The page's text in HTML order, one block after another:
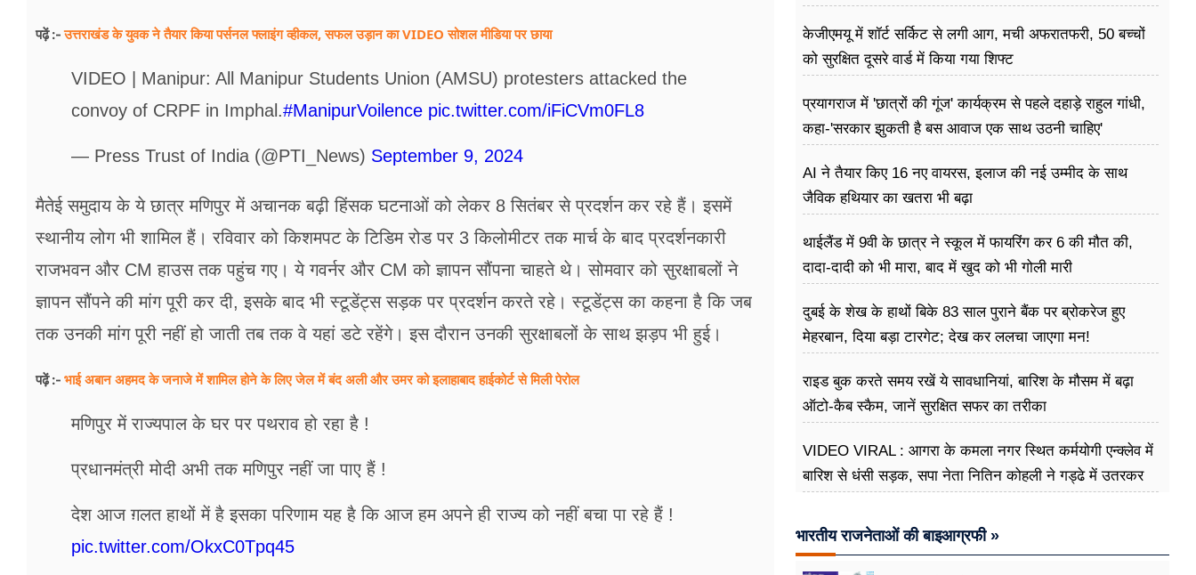
पढ़ें :-उत्तराखंड के युवक ने तैयार किया पर्सनल फ्लाइंग व्हीकल, सफल उड़ान का VIDEO सोशल मीडिया पर छाया
VIDEO | Manipur: All Manipur Students Union (AMSU) protesters attacked the
convoy of CRPF in Imphal.#ManipurVoilence pic.twitter.com/iFiCVm0FL8
— Press Trust of India (@PTI_News) September 9, 2024
मैतेई समुदाय के ये छात्र मणिपुर में अचानक बढ़ी हिंसक घटनाओं को लेकर 8 सितंबर से प्रदर्शन कर रहे हैं। इसमें
स्थानीय लोग भी शामिल हैं। रविवार को किशमपट के टिडिम रोड पर 3 किलोमीटर तक मार्च के बाद प्रदर्शनकारी
राजभवन और CM हाउस तक पहुंच गए। ये गवर्नर और CM को ज्ञापन सौंपना चाहते थे। सोमवार को सुरक्षाबलों ने
ज्ञापन सौंपने की मांग पूरी कर दी, इसके बाद भी स्टूडेंट्स सड़क पर प्रदर्शन करते रहे। स्टूडेंट्स का कहना है कि जब
तक उनकी मांग पूरी नहीं हो जाती तब तक वे यहां डटे रहेंगे। इस दौरान उनकी सुरक्षाबलों के साथ झड़प भी हुई।
पढ़ें :- भाई अबान अहमद के जनाजे में शामिल होने के लिए जेल में बंद अली और उमर को इलाहाबाद हाईकोर्ट से मिली पेरोल
मणिपुर में राज्यपाल के घर पर पथराव हो रहा है !
प्रधानमंत्री मोदी अभी तक मणिपुर नहीं जा पाए हैं !
देश आज ग़लत हाथों में है इसका परिणाम यह है कि आज हम अपने ही राज्य को नहीं बचा पा रहे हैं !
pic.twitter.com/OkxC0Tpq45
केजीएमयू में शॉर्ट सर्किट से लगी आग, मची अफरातफरी, 50 बच्चों
को सुरक्षित दूसरे वार्ड में किया गया शिफ्ट
प्रयागराज में 'छात्रों की गूंज' कार्यक्रम से पहले दहाड़े राहुल गांधी,
कहा-'सरकार झुकती है बस आवाज एक साथ उठनी चाहिए'
AI ने तैयार किए 16 नए वायरस, इलाज की नई उम्मीद के साथ
जैविक हथियार का खतरा भी बढ़ा
थाईलैंड में 9वी के छात्र ने स्कूल में फायरिंग कर 6 की मौत की,
दादा-दादी को भी मारा, बाद में खुद को भी गोली मारी
दुबई के शेख के हाथों बिके 83 साल पुराने बैंक पर ब्रोकरेज हुए
मेहरबान, दिया बड़ा टारगेट; देख कर ललचा जाएगा मन!
राइड बुक करते समय रखें ये सावधानियां, बारिश के मौसम में बढ़ा
ऑटो-कैब स्कैम, जानें सुरक्षित सफर का तरीका
VIDEO VIRAL : आगरा के कमला नगर स्थित कर्मयोगी एन्क्लेव में
बारिश से धंसी सड़क, सपा नेता नितिन कोहली ने गड्ढे में उतरकर
भारतीय राजनेताओं की बाइआग्रफी »